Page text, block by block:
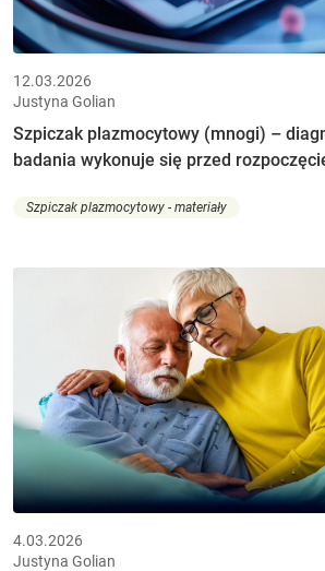
12.03.2026
Justyna Golian
Szpiczak plazmocytowy (mnogi) –
badania wykonuje się przed
Szpiczak plazmocytowy - materiały
4.03.2026
Justyna Golian